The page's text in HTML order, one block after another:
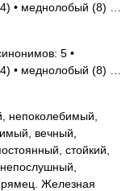
• меднолобый (8) …
5 •
• меднолобый (8) …
непоколебимый,
вечный,
стойкий,
Железная